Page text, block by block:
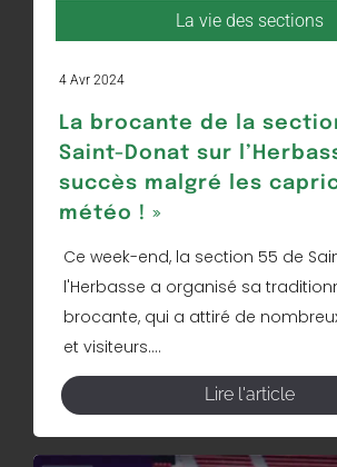
La vie des sections
4 Avr 2024
La brocante de la
Saint-Donat sur
succès malgré les
météo ! »
Ce week-end, la section 55 de
l'Herbasse a organisé sa
brocante, qui a attiré de
et visiteurs....
Lire l'article